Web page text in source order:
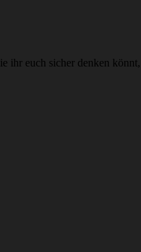
ihr euch sicher denken